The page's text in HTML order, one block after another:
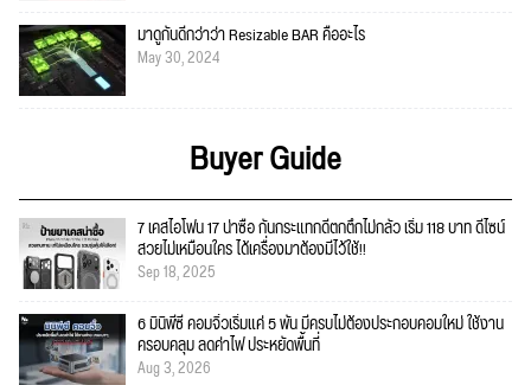
มาดูกันดีกว่าว่า Resizable BAR คืออะไร
May 30, 2024
Buyer Guide
7 เคสไอโฟน 17 น่าซื้อ กันกระแทกดีตกตึกไม่กลัว เริ่ม 118 บาท ดีไซน์
สวยไม่เหมือนใคร ได้เครื่องมาต้องมีไว้ใช้!!
Sep 18, 2025
6 มินิพีซี คอมจิ๋วเริ่มแค่ 5 พัน มีครบไม่ต้องประกอบคอมใหม่ ใช้งาน
ครอบคลุม ลดค่าไฟ ประหยัดพื้นที่
Aug 3, 2026